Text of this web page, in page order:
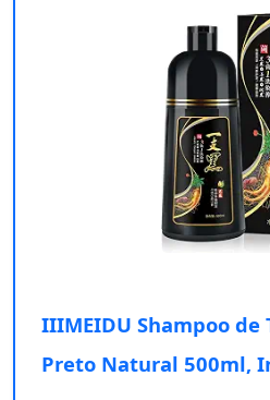
IIIMEIDU Shampoo de
Preto Natural 500ml,